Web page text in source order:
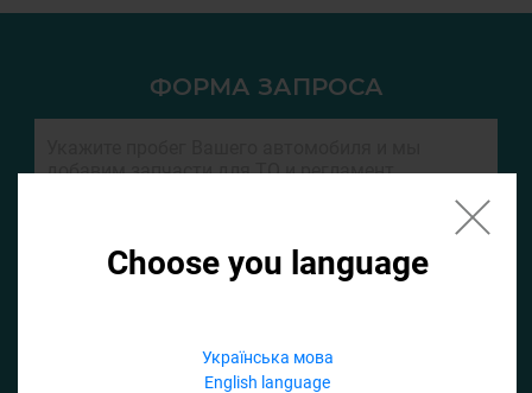
Choose you language
Українська мова
English language
ФОРМА ЗАПРОСА